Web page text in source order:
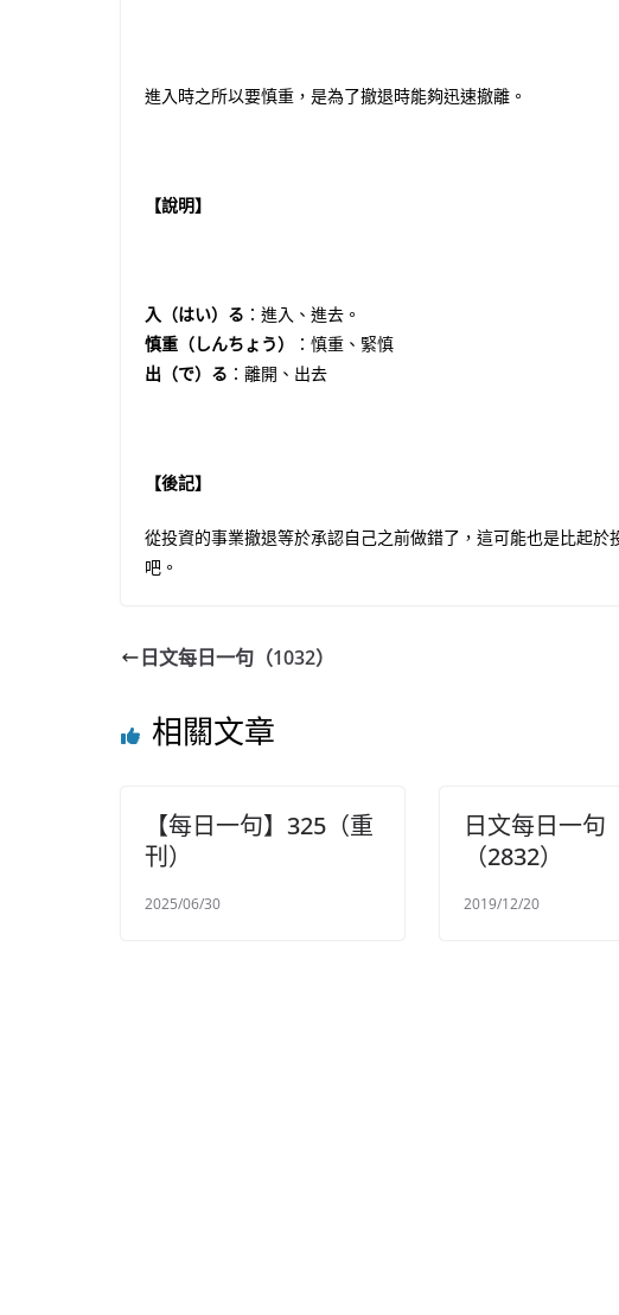
進入時之所以要慎重，是為了撤退時能夠迅速撤離。
【說明】
入（はい）る ：進入、進去。
慎重（しんちょう）
：慎重、緊慎
出（で）る ：離開、出去
【後記】
從投資的事業撤退等於承認自己之前做錯了，這可能也是比起
吧。
日文每日一句（1032）
相關文章
【每日一句】325（重
刊）
2025/06/30
日文每日一句
（2832）
2019/12/20